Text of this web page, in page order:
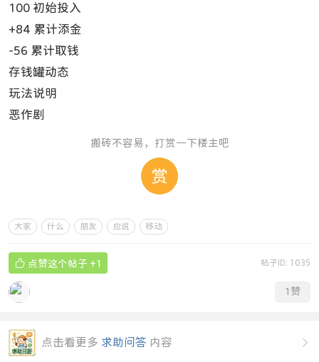
100 初始投入
+84 累计添金
-56 累计取钱
存钱罐动态
玩法说明
恶作剧
搬砖不容易，打赏一下楼主吧
赏
大家 什么 朋友 应说 移动
帖子ID: 1035
 点赞这个帖子 +1
1 赞

点击看更多 求助问答 内容